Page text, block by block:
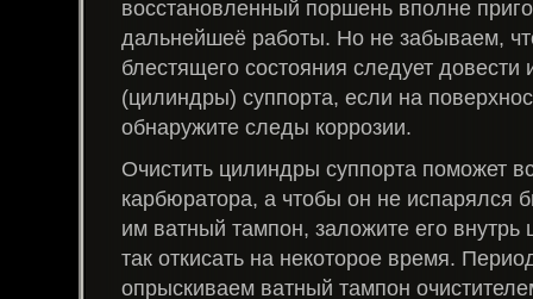
восстановленный поршень вполне
дальнейшеё работы. Но не забываем,
блестящего состояния следует
(цилиндры) суппорта, если на
обнаружите следы коррозии.
Очистить цилиндры суппорта поможет
карбюратора, а чтобы он не испарялся
им ватный тампон, заложите его внутрь
так откисать на некоторое время.
опрыскиваем ватный тампон